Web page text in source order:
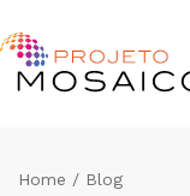
Home / Blog